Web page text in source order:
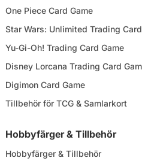
One Piece Card Game
Star Wars: Unlimited Trading
Yu-Gi-Oh! Trading Card Game
Disney Lorcana Trading Card
Digimon Card Game
Tillbehör för TCG & Samlarkort
Hobbyfärger & Tillbehör
Hobbyfärger & Tillbehör